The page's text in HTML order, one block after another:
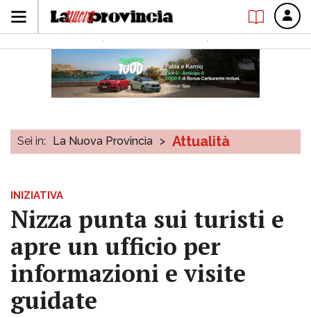
Sei in: La Nuova Provincia > Attualità
INIZIATIVA
Nizza punta sui turisti e
apre un ufficio per
informazioni e visite
guidate